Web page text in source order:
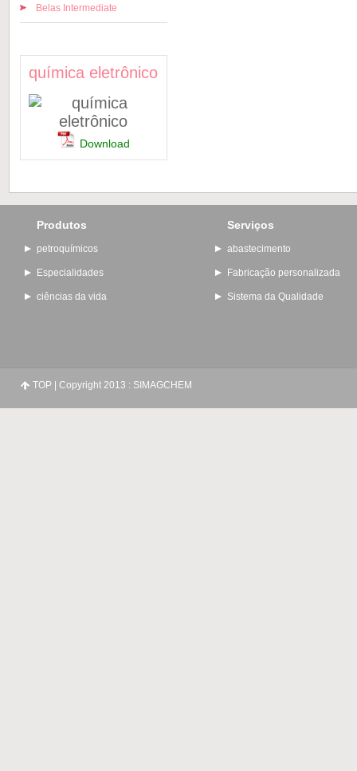
Belas Intermediate
química eletrônico
Download
Produtos
petroquímicos
Especialidades
ciências da vida
Serviços
abastecimento
Fabricação personalizada
Sistema da Qualidade
TOP| Copyright 2013 : SIMAGCHEM